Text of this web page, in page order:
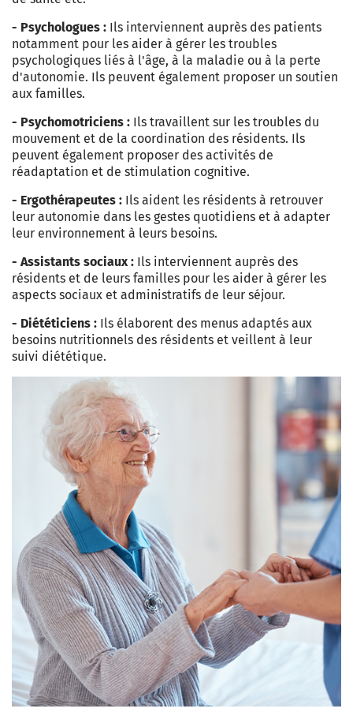
- Psychologues : Ils interviennent auprès des patients
notamment pour les aider à gérer les troubles
psychologiques liés à l'âge, à la maladie ou à la perte
d'autonomie. Ils peuvent également proposer un soutien
aux familles.
- Psychomotriciens : Ils travaillent sur les troubles du
mouvement et de la coordination des résidents. Ils
peuvent également proposer des activités de
réadaptation et de stimulation cognitive.
- Ergothérapeutes : Ils aident les résidents à retrouver
leur autonomie dans les gestes quotidiens et à adapter
leur environnement à leurs besoins.
- Assistants sociaux : Ils interviennent auprès des
résidents et de leurs familles pour les aider à gérer les
aspects sociaux et administratifs de leur séjour.
- Diététiciens : Ils élaborent des menus adaptés aux
besoins nutritionnels des résidents et veillent à leur
suivi diététique.